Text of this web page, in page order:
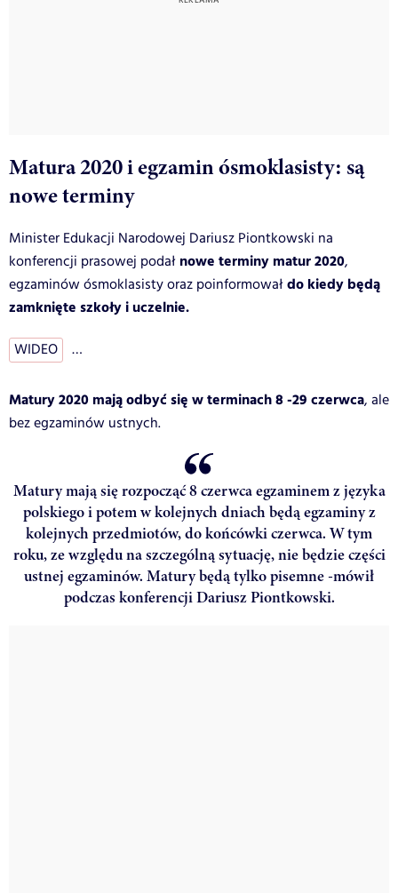
Matura 2020 i egzamin ósmoklasisty: są
nowe terminy
Minister Edukacji Narodowej Dariusz Piontkowski na
konferencji prasowej podał nowe terminy matur 2020,
egzaminów ósmoklasisty oraz poinformowałdo kiedy będą
zamknięte szkoły i uczelnie.
WIDEO …
Matury 2020 mają odbyć się w terminach 8 -29 czerwca, ale
bez egzaminów ustnych.
Matury mają się rozpocząć 8 czerwca egzaminem z języka
polskiego i potem w kolejnych dniach będą egzaminy z
kolejnych przedmiotów, do końcówki czerwca. W tym
roku, ze względu na szczególną sytuację, nie będzie części
ustnej egzaminów. Matury będą tylko pisemne -mówił
podczas konferencji Dariusz Piontkowski.